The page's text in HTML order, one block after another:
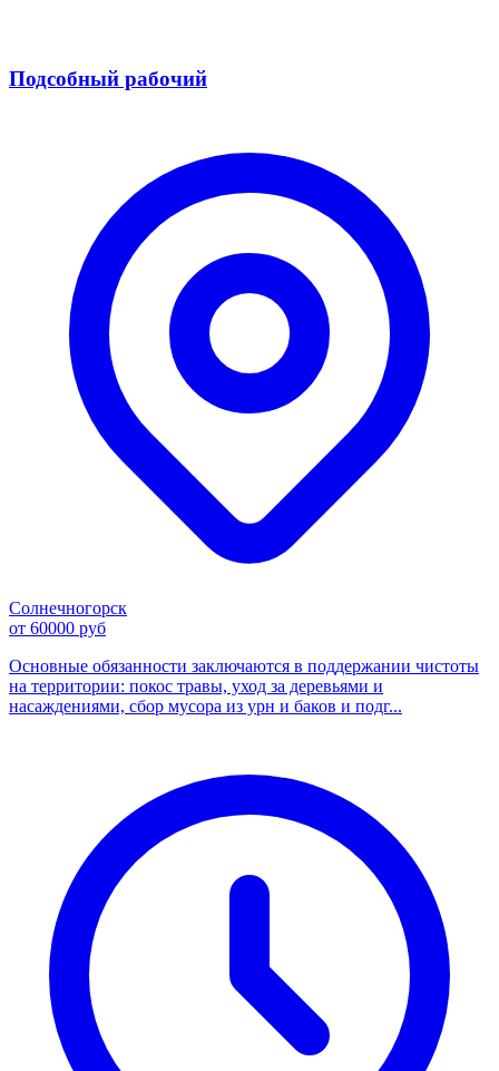
Подсобный рабочий
Солнечногорск
от 60000 руб
Основные обязанности заключаются в поддержании чистоты
на территории: покос травы, уход за деревьями и
насаждениями, сбор мусора из урн и баков и подг...